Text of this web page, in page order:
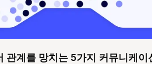
관계를 망치는 5가지 커뮤니케